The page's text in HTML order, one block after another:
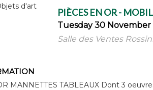
PIÈCES EN OR -
Tuesday 30 November
Salle des Ventes
MANNETTES TABLEAUX Dont 3